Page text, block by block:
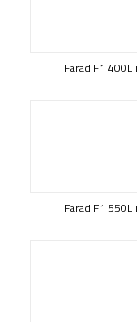
Farad F1 400L
Farad F1 550L